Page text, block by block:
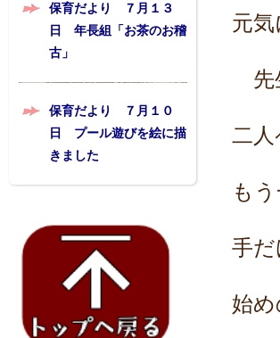
保育だより ７月１３
日 年長組「お茶のお稽
古」
保育だより ７月１０
日 プール遊びを絵に描
きました
元
先
二
も
手
始